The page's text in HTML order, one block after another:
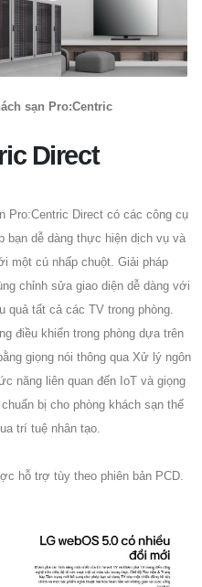
sạn Pro:Centric
Direct
Pro:Centric Direct có các công cụ
bạn dễ dàng thực hiện dịch vụ và
một cú nhấp chuột. Giải pháp
chỉnh sửa giao diện dễ dàng với
quả tất cả các TV trong phòng.
điều khiển trong phòng dựa trên
giọng nói thông qua Xử lý ngôn
năng liên quan đến IoT và giọng
bị cho phòng khách sạn thế
trí tuệ nhân tạo.
hỗ trợ tùy theo phiên bản PCD.